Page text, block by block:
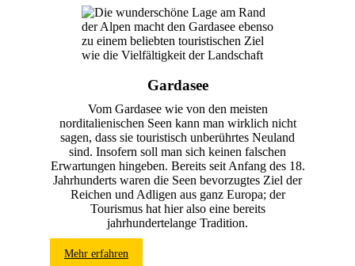
Gardasee
Vom Gardasee wie von den meisten
norditalienischen Seen kann man wirklich nicht
sagen, dass sie touristisch unberührtes Neuland
sind. Insofern soll man sich keinen falschen
Erwartungen hingeben. Bereits seit Anfang des 18.
Jahrhunderts waren die Seen bevorzugtes Ziel der
Reichen und Adligen aus ganz Europa; der
Tourismus hat hier also eine bereits
jahrhundertelange Tradition.
Mehr erfahren